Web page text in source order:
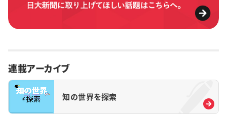
連載アーカイブ
知の世界を探索